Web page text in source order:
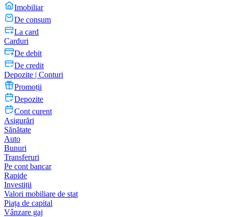
Imobiliar
De consum
La card
Carduri
De debit
De credit
Depozite | Conturi
Promoții
Depozite
Cont curent
Asigurări
Sănătate
Auto
Bunuri
Transferuri
Pe cont bancar
Rapide
Investiții
Valori mobiliare de stat
Piața de capital
Vânzare gaj